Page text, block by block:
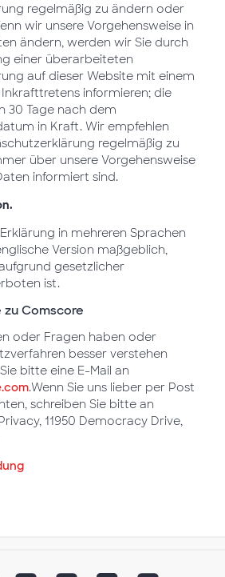
regelmäßig zu ändern oder
wir unsere Vorgehensweise in
ändern, werden wir Sie durch
einer überarbeiteten
auf dieser Website mit einem
informieren; die
30 Tage nach dem
in Kraft. Wir empfehlen
regelmäßig zu
über unsere Vorgehensweise
informiert sind.
in mehreren Sprachen
Version maßgeblich,
gesetzlicher
ist.
zu Comscore
oder Fragen haben oder
besser verstehen
bitte eine E-Mail an
.Wenn Sie uns lieber per Post
schreiben Sie bitte an
11950 Democracy Drive,